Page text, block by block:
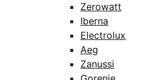
Zerowatt
Iberna
Electrolux
Aeg
Zanussi